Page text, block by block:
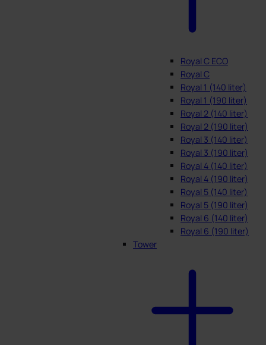
Royal C ECO
Royal C
Royal 1 (140 liter)
Royal 1 (190 liter)
Royal 2 (140 liter)
Royal 2 (190 liter)
Royal 3 (140 liter)
Royal 3 (190 liter)
Royal 4 (140 liter)
Royal 4 (190 liter)
Royal 5 (140 liter)
Royal 5 (190 liter)
Royal 6 (140 liter)
Royal 6 (190 liter)
Tower